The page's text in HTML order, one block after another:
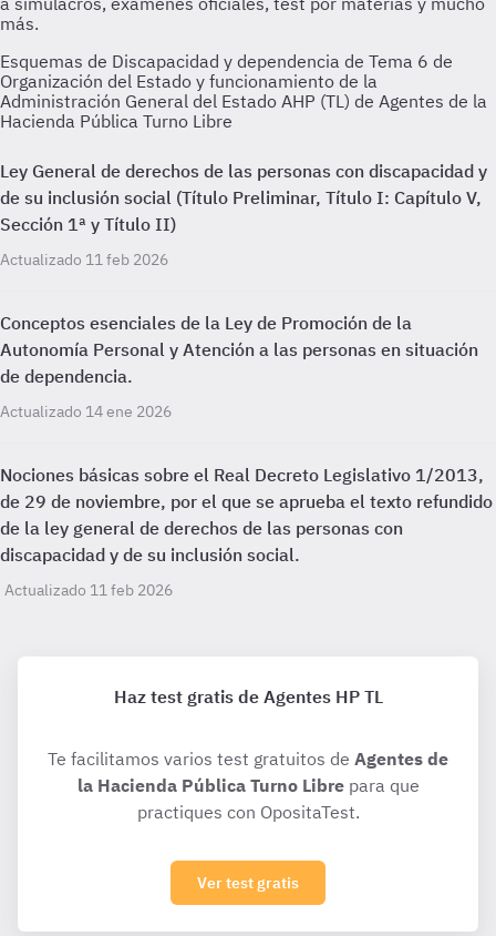
Esquemas de Discapacidad y dependencia de Tema 6 de
Organización del Estado y funcionamiento de la
Administración General del Estado AHP (TL) de Agentes de la
Hacienda Pública Turno Libre
Ley General de derechos de las personas con discapacidad y
de su inclusión social (Título Preliminar, Título I: Capítulo V,
Sección 1ª y Título II)
Actualizado 11 feb 2026
Conceptos esenciales de la Ley de Promoción de la
Autonomía Personal y Atención a las personas en situación
de dependencia.
Actualizado 14 ene 2026
Nociones básicas sobre el Real Decreto Legislativo 1/2013,
de 29 de noviembre, por el que se aprueba el texto refundido
de la ley general de derechos de las personas con
discapacidad y de su inclusión social.
Actualizado 11 feb 2026
Haz test gratis de Agentes HP TL
Te facilitamos varios test gratuitos de Agentes de
la Hacienda Pública Turno Librepara que
practiques con OpositaTest.
Ver test gratis